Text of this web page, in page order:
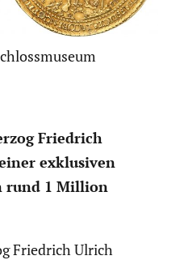
Friedrich
exklu­siven
rund 1 Million
Friedrich Ulrich